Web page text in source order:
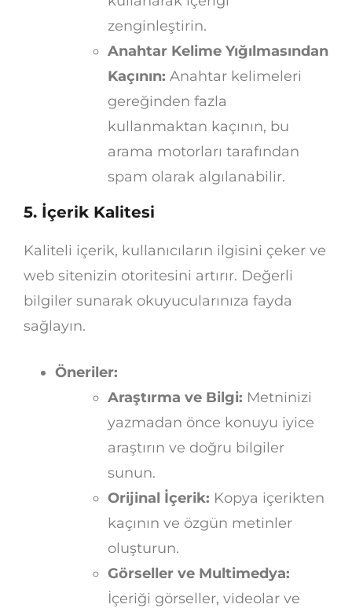
zenginleştirin.
Anahtar Kelime Yığılmasından
Kaçının: Anahtar kelimeleri
gereğinden fazla
kullanmaktan kaçının, bu
arama motorları tarafından
spam olarak algılanabilir.
5. İçerik Kalitesi
Kaliteli içerik, kullanıcıların ilgisini çeker ve
web sitenizin otoritesini artırır. Değerli
bilgiler sunarak okuyucularınıza fayda
sağlayın.
Öneriler:
Araştırma ve Bilgi: Metninizi
yazmadan önce konuyu iyice
araştırın ve doğru bilgiler
sunun.
Orijinal İçerik: Kopya içerikten
kaçının ve özgün metinler
oluşturun.
Görseller ve Multimedya:
İçeriği görseller, videolar ve